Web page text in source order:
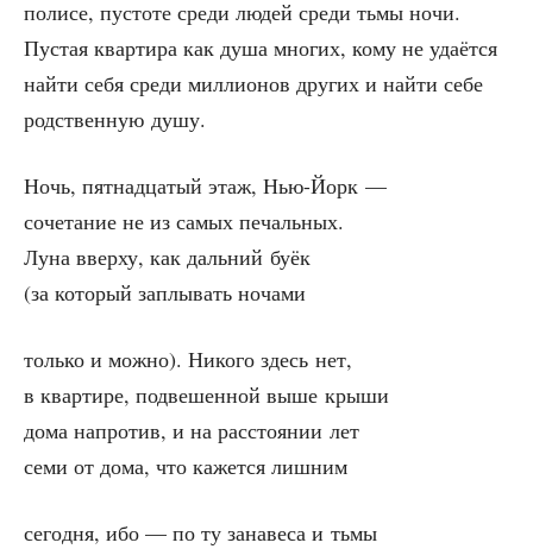
по­ли­се, пусто­те сре­ди людей сре­ди тьмы ночи.
Пустая квар­ти­ра как душа мно­гих, кому не уда­ёт­ся
най­ти себя сре­ди мил­ли­о­нов дру­гих и най­ти себе
род­ствен­ную душу.
Ночь, пят­на­дца­тый этаж, Нью-Йорк —
соче­та­ние не из самых печальных.
Луна ввер­ху, как даль­ний буёк
(за кото­рый заплы­вать ночами
толь­ко и мож­но). Нико­го здесь нет,
в квар­ти­ре, под­ве­шен­ной выше крыши
дома напро­тив, и на рас­сто­я­нии лет
семи от дома, что кажет­ся лишним
сего­дня, ибо — по ту зана­ве­са и тьмы